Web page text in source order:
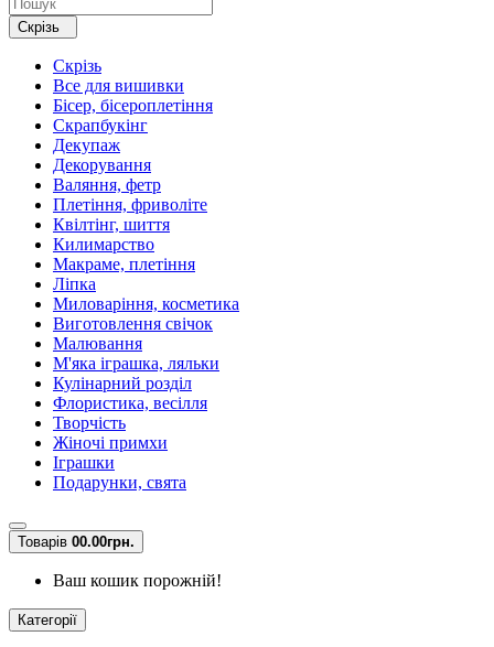
Скрізь
Скрізь
Все для вишивки
Бісер, бісероплетіння
Скрапбукінг
Декупаж
Декорування
Валяння, фетр
Плетіння, фриволіте
Квілтінг, шиття
Килимарство
Макраме, плетіння
Ліпка
Миловаріння, косметика
Виготовлення свічок
Малювання
М'яка іграшка, ляльки
Кулінарний розділ
Флористика, весілля
Творчість
Жіночі примхи
Іграшки
Подарунки, свята
Товарів 00.00грн.
Ваш кошик порожній!
Категорії